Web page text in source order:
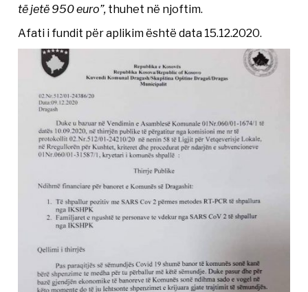
të jetë 950 euro”, thuhet në njoftim.
Afati i fundit për aplikim është data 15.12.2020.